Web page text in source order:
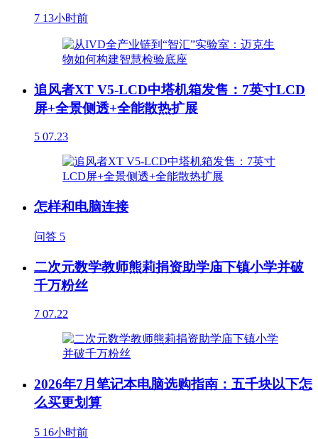
7 13小时前
追风者XT V5-LCD中塔机箱发售：7英寸LCD
屏+全景侧透+全能散热扩展
5 07.23
怎样和电脑连接
问答 5
二次元数学教师熊莉捐资助学庙下镇小学并破
千万粉丝
7 07.22
2026年7月笔记本电脑选购指南：五千块以下怎
么买更划算
5 16小时前